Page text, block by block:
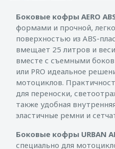
Боковые кофры AERO
формами и прочной,
поверхностью из ABS-
вмещает 25 литров и
вместе с съемными
или PRO идеальное
мотоциклов.
для переноски,
также удобная
эластичные ремни и
Боковые кофры URBAN
специально для